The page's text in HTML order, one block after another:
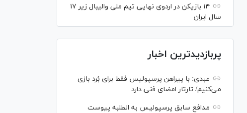
۱۴ بازیکن در اردوی نهایی تیم ملی والیبال زیر ۱۷
سال ایران
پربازدیدترین اخبار
عبدی: با پیراهن پرسپولیس فقط برای بُرد بازی
می‌کنیم/ تارتار امضای فنی دارد
مدافع سابق پرسپولیس به الطلبه پیوست